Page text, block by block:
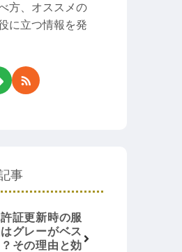
方、オススメの
に立つ情報を発
事
証更新時の服
グレーがベス
？その理由と効